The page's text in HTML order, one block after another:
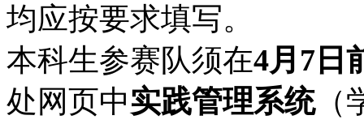
均应按要求填写。
本科生参赛队须在4月7 日
处网页中实践管理系统（